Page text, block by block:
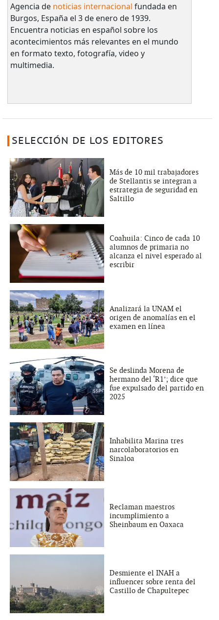
Agencia de noticias internacional fundada en
Burgos, España el 3 de enero de 1939.
Encuentra noticias en español sobre los
acontecimientos más relevantes en el mundo
en formato texto, fotografía, video y
multimedia.
SELECCIÓN DE LOS EDITORES
Más de 10 mil trabajadores
de Stellantis se integran a
estrategia de seguridad en
Saltillo
Coahuila: Cinco de cada 10
alumnos de primaria no
alcanza el nivel esperado al
escribir
Analizará la UNAM el
origen de anomalías en el
examen en línea
Se deslinda Morena de
hermano del ‘R1’; dice que
fue expulsado del partido en
2025
Inhabilita Marina tres
narcolaboratorios en
Sinaloa
Reclaman maestros
incumplimiento a
Sheinbaum en Oaxaca
Desmiente el INAH a
influencer sobre renta del
Castillo de Chapultepec